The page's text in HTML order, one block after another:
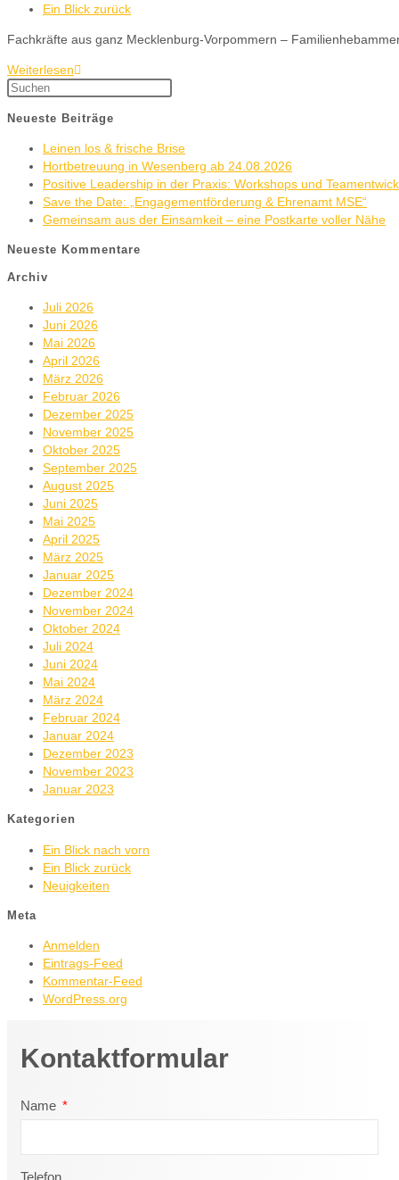
Ein Blick zurück
Fachkräfte aus ganz Mecklenburg-Vorpommern –
Weiterlesen
Neueste Beiträge
Leinen los & frische Brise
Hortbetreuung in Wesenberg ab 24.08.2026
Positive Leadership in der Praxis: Workshops und
Save the Date: „Engagementförderung & Ehrenamt MSE“
Gemeinsam aus der Einsamkeit – eine Postkarte voller Nähe
Neueste Kommentare
Archiv
Juli 2026
Juni 2026
Mai 2026
April 2026
März 2026
Februar 2026
Dezember 2025
November 2025
Oktober 2025
September 2025
August 2025
Juni 2025
Mai 2025
April 2025
März 2025
Januar 2025
Dezember 2024
November 2024
Oktober 2024
Juli 2024
Juni 2024
Mai 2024
März 2024
Februar 2024
Januar 2024
Dezember 2023
November 2023
Januar 2023
Kategorien
Ein Blick nach vorn
Ein Blick zurück
Neuigkeiten
Meta
Anmelden
Eintrags-Feed
Kommentar-Feed
WordPress.org
Kontaktformular
Name
Telefon